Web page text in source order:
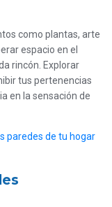
como plantas, arte
espacio en el
rincón. Explorar
tus pertenencias
en la sensación de
paredes de tu hogar